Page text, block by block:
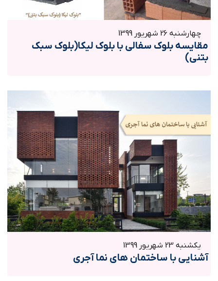
چهارشنبه 26 شهریور 1399
مقایسه بلوک سفالی با بلوک لیکا(بلوک سبک
بتنی)
یکشنبه 23 شهریور 1399
آشنایی با ساختمان های نما آجری